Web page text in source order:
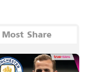
Most Share